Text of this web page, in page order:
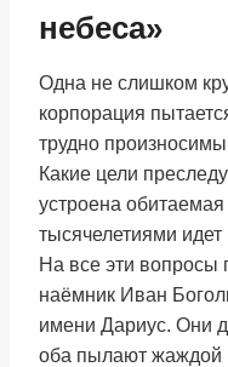
небеса»
Одна не слишком
корпорация
трудно
Какие цели
устроена
тысячелетиями
На все эти вопросы
наёмник Иван
имени Дариус. Они
оба пылают жаждой